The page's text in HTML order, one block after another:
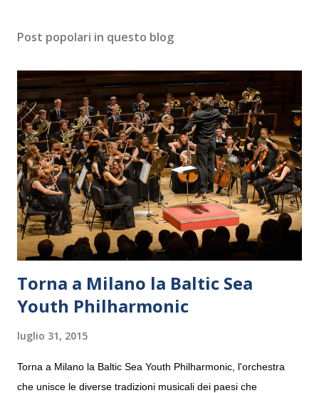
Post popolari in questo blog
Torna a Milano la Baltic Sea
Youth Philharmonic
luglio 31, 2015
Torna a Milano la Baltic Sea Youth Philharmonic, l'orchestra
che unisce le diverse tradizioni musicali dei paesi che